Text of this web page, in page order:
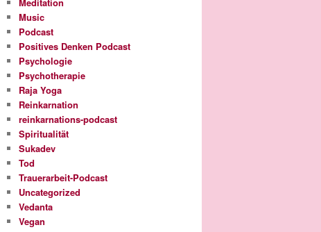
Music
Podcast
Positives Denken Podcast
Psychologie
Psychotherapie
Raja Yoga
Reinkarnation
reinkarnations-podcast
Spiritualität
Sukadev
Tod
Trauerarbeit-Podcast
Uncategorized
Vedanta
Vegan